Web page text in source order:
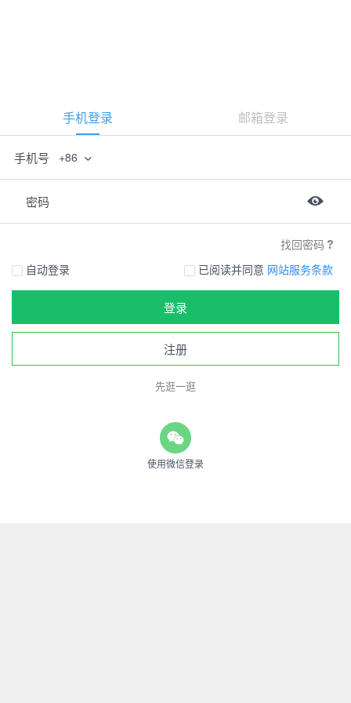
手机登录 邮箱登录
手机号 +86
密码
找回密码
自动登录
已阅读并同意 网站服务条款
登录
注册
先逛一逛
使用微信登录